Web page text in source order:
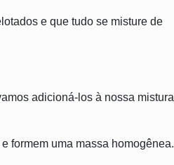
e que tudo se misture de
adicioná-los à nossa mistura
formem uma massa homogênea.